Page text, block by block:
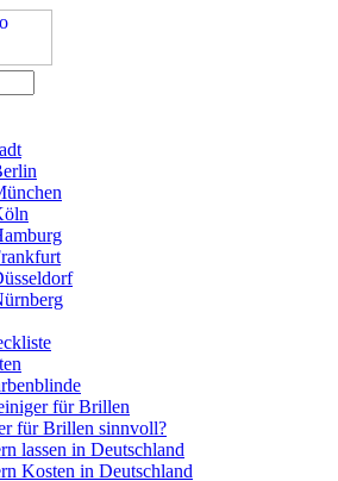
für Brillen
für Brillen sinnvoll?
lassen in Deutschland
Kosten in Deutschland